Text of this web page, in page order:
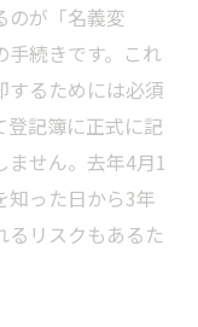
のが「名義変
続きです。これ
するためには必須
登記簿に正式に記
ません。去年4月1
知った日から3年
るリスクもあるた